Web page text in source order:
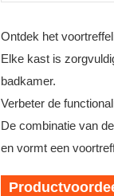
Ontdek het
Elke kast is
badkamer.
Verbeter de
De combinatie van
en vormt een